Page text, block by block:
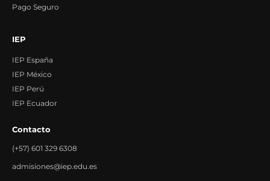
Pago Seguro
IEP
IEP España
IEP México
IEP Perú
IEP Ecuador
Contacto
(+57) 601 329 6308
admisiones@iep.edu.es